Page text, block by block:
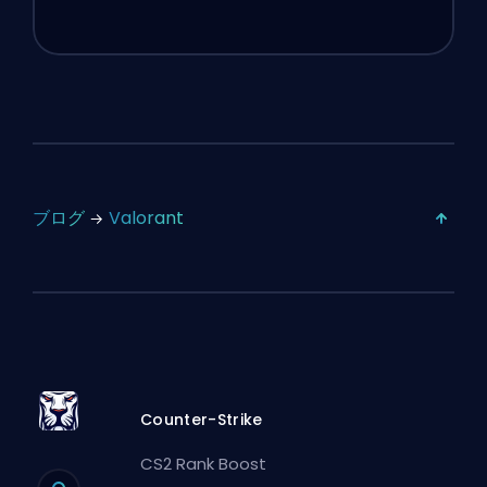
ブログ Valorant
Counter-Strike
CS2 Rank Boost